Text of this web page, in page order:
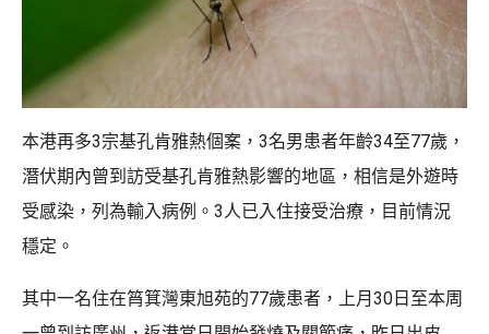
本港再多3宗基孔肯雅熱個案，3名男患者年齡34至77歲，
潛伏期內曾到訪受基孔肯雅熱影響的地區，相信是外遊時
受感染，列為輸入病例。3人已入住接受治療，目前情況
穩定。
其中一名住在筲箕灣東旭苑的77歲患者，上月30日至本周